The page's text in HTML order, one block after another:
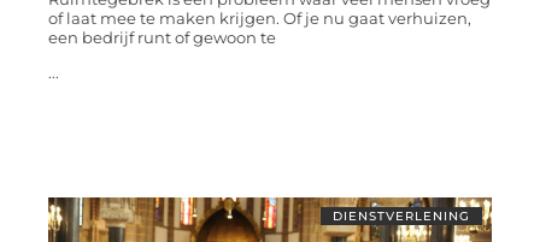
of laat mee te maken krijgen. Of je nu gaat verhuizen,
een bedrijf runt of gewoon te
...
DIENSTVERLENING